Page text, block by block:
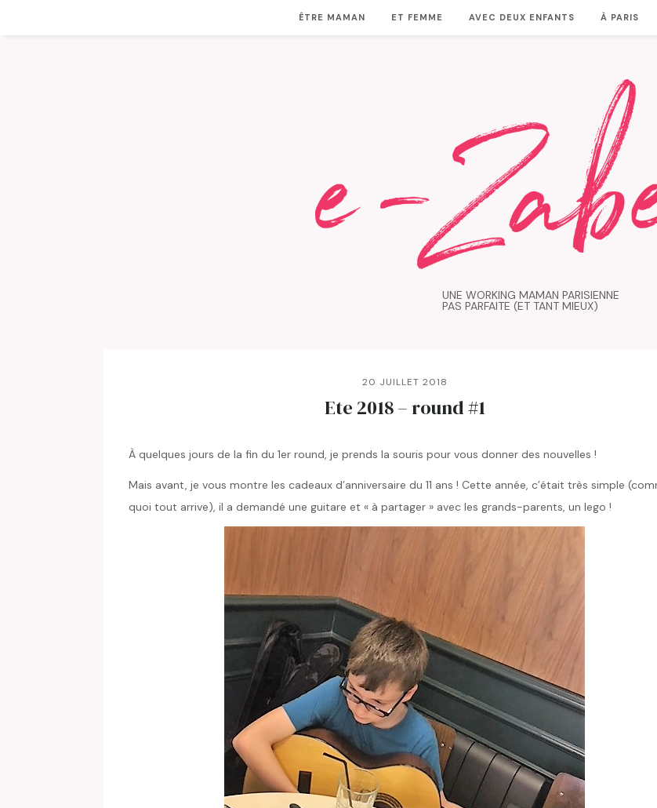
ÊTRE MAMAN ET FEMME AVEC DEUX ENFANTS À PARIS
UNE WORKING MAMAN PARISIENNE
PAS PARFAITE (ET TANT MIEUX)
20 JUILLET 2018
Ete 2018 – round #1
À quelques jours de la fin du 1er round, je prends la souris pour vous donner des nouvelles !
Mais avant, je vous montre les cadeaux d’anniversaire du 11 ans ! Cette année, c’était très simple
quoi tout arrive), il a demandé une guitare et « à partager » avec les grands-parents, un lego !